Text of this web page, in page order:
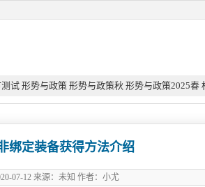
试 形势与政策 形势与政策秋 形势与政策2025春
绑定装备获得方法介绍
07-12 来源：未知 作者：小尤